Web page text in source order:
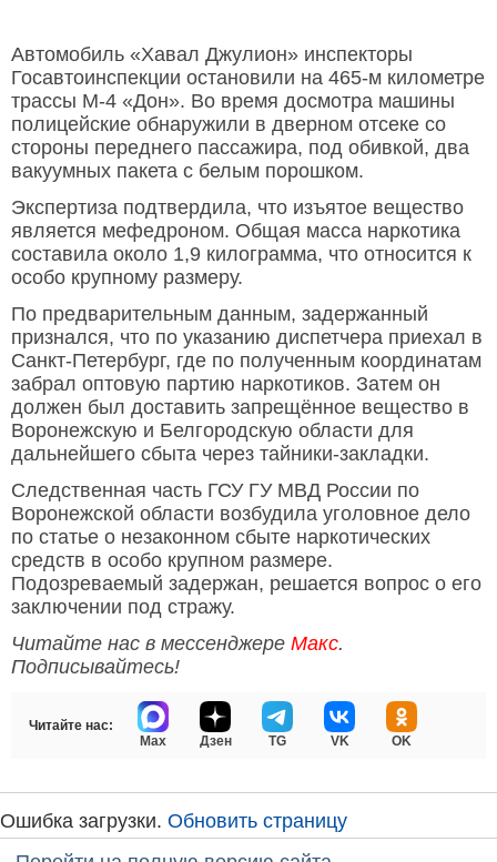
Автомобиль «Хавал Джулион» инспекторы
Госавтоинспекции остановили на 465-м километре
трассы М-4 «Дон». Во время досмотра машины
полицейские обнаружили в дверном отсеке со
стороны переднего пассажира, под обивкой, два
вакуумных пакета с белым порошком.
Экспертиза подтвердила, что изъятое вещество
является мефедроном. Общая масса наркотика
составила около 1,9 килограмма, что относится к
особо крупному размеру.
По предварительным данным, задержанный
признался, что по указанию диспетчера приехал в
Санкт-Петербург, где по полученным координатам
забрал оптовую партию наркотиков. Затем он
должен был доставить запрещённое вещество в
Воронежскую и Белгородскую области для
дальнейшего сбыта через тайники-закладки.
Следственная часть ГСУ ГУ МВД России по
Воронежской области возбудила уголовное дело
по статье о незаконном сбыте наркотических
средств в особо крупном размере.
Подозреваемый задержан, решается вопрос о его
заключении под стражу.
Читайте нас в мессенджере Макс.
Подписывайтесь!
Читайте нас:
Max
Дзен TG VK OK
Ошибка загрузки. Обновить страницу